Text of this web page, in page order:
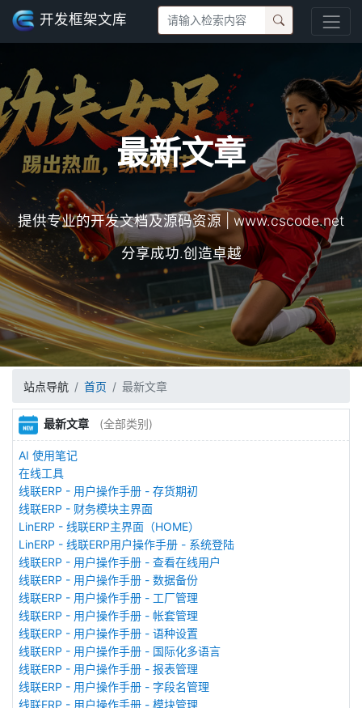
开发框架文库
最新文章
提供专业的开发文档及源码资源 | www.cscode.net
分享成功.创造卓越
站点导航 首页 最新文章
最新文章 (全部类别)
AI 使用笔记
在线工具
线联ERP - 用户操作手册 - 存货期初
线联ERP - 财务模块主界面
LinERP - 线联ERP主界面（HOME）
LinERP - 线联ERP用户操作手册 - 系统登陆
线联ERP - 用户操作手册 - 查看在线用户
线联ERP - 用户操作手册 - 数据备份
线联ERP - 用户操作手册 - 工厂管理
线联ERP - 用户操作手册 - 帐套管理
线联ERP - 用户操作手册 - 语种设置
线联ERP - 用户操作手册 - 国际化多语言
线联ERP - 用户操作手册 - 报表管理
线联ERP - 用户操作手册 - 字段名管理
线联ERP - 用户操作手册 - 模块管理